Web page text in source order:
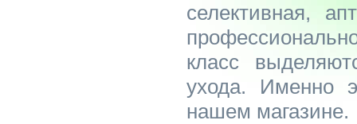
селективная,
класс
ухода. Именно
нашем магазине.